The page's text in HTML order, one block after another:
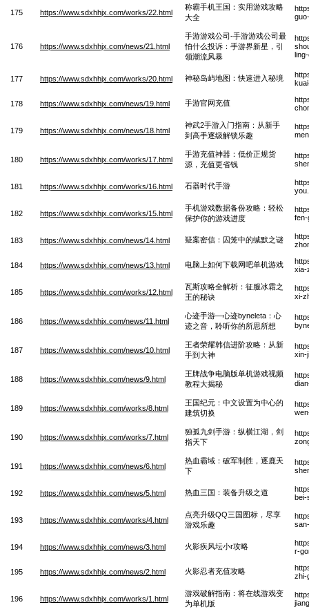
175 https://www.sdxhhjx.com/works/22.html
称霸手机王国：实用游戏攻略
大全
176 https://www.sdxhhjx.com/news/21.html
手游游戏公司-手游游戏公司最
怕什么投诉：手游界新星，引
领潮流风暴
177 https://www.sdxhhjx.com/works/20.html 神秘岛屿地图：快速进入秘境
178 https://www.sdxhhjx.com/news/19.html 手游官网充值
179 https://www.sdxhhjx.com/news/18.html
神武2手游入门指南：从新手
到高手逐级解锁乐趣
180 https://www.sdxhhjx.com/works/17.html
手游充值神器：低价正规货
源，充值更省钱
181 https://www.sdxhhjx.com/works/16.html 石器时代手游
182 https://www.sdxhhjx.com/works/15.html
手机游戏数据备份攻略：轻松
保护你的游戏进度
fen-
183 https://www.sdxhhjx.com/news/14.html 疑案密信：囚笼中的缄默之谜
184 https://www.sdxhhjx.com/news/13.html 电脑上如何下载网吧单机游戏
xia-
185 https://www.sdxhhjx.com/works/12.html
瓦斯攻略全解析：征服冰霜之
王的秘诀
xi-
186 https://www.sdxhhjx.com/news/11.html
心迹手游—心迹byneleta：心
迹之音，聆听你的所思所想
187 https://www.sdxhhjx.com/news/10.html
王者荣耀韩信进阶攻略：从新
手到大神
xin-
188 https://www.sdxhhjx.com/news/9.html
王牌战争电脑版单机游戏视频
教程大揭秘
189 https://www.sdxhhjx.com/works/8.html
王国纪元：中文设置为中心的
建筑切换
190 https://www.sdxhhjx.com/works/7.html
独孤九剑手游：纵横江湖，剑
指天下
191 https://www.sdxhhjx.com/news/6.html
热血霸域：破军制胜，逐鹿天
下
192 https://www.sdxhhjx.com/news/5.html 热血三国：装备升级之道
bei-
193 https://www.sdxhhjx.com/works/4.html
点亮升级QQ三国图标，尽享
游戏乐趣
194 https://www.sdxhhjx.com/news/3.html 火影疾风坛小r攻略
r-
195 https://www.sdxhhjx.com/news/2.html 火影忍者充值攻略
zhi-
196 https://www.sdxhhjx.com/works/1.html
游戏破解指南：将在线游戏变
为单机版